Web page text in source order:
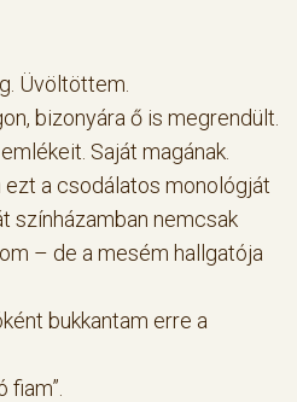
Üvöltöttem.
bizonyára ő is megrendült.
Saját magának.
a csodálatos monológját
színházamban nemcsak
– de a mesém hallgatója
bukkantam erre a
fiam”.